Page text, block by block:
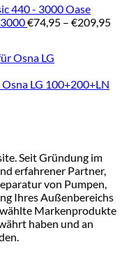
Oase
€74,95 – €209,95
LG 100+200+LN
Seit Gründung im
erfahrener Partner,
von Pumpen,
Ihres Außenbereichs
Markenprodukte
haben und an